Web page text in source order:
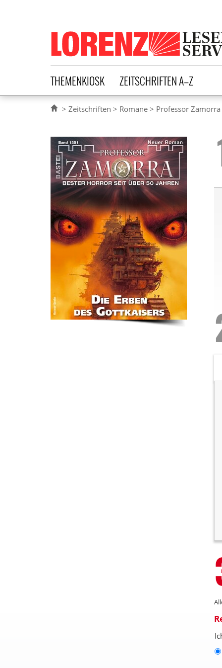
Lorenz Leserservice
THEMENKIOSK ZEITSCHRIFTEN A–Z
Zeitschriften Romane Professor